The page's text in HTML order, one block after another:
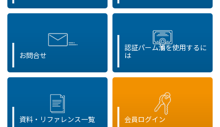
お問合せ
認証パーム油を使用するに
は
資料・リファレンス一覧 会員ログイン